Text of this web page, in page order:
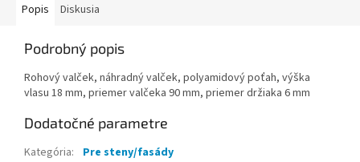
Popis Diskusia
Podrobný popis
Rohový valček, náhradný valček, polyamidový poťah, výška
vlasu 18 mm, priemer valčeka 90 mm, priemer držiaka 6 mm
Dodatočné parametre
Kategória:
Pre steny/fasády